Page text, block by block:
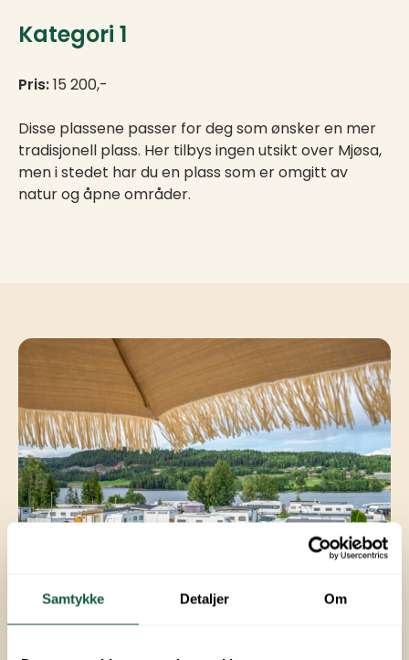
Samtykke Detaljer Om
Kategori 1
Pris:15 200,-
Disse plassene passer for deg som ønsker en mer
tradisjonell plass. Her tilbys ingen utsikt over Mjøsa,
men i stedet har du en plass som er omgitt av
natur og åpne områder.
Kategori 2